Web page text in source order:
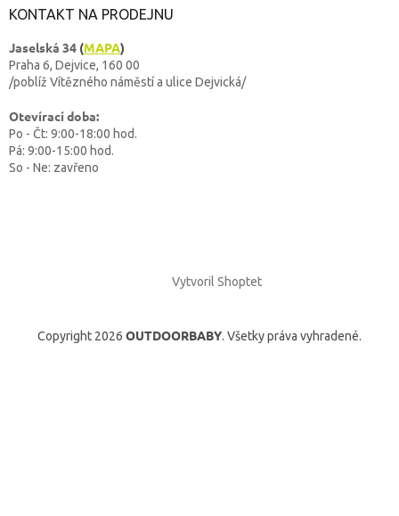
KONTAKT NA PRODEJNU
Jaselská 34 (MAPA)
Praha 6, Dejvice, 160 00
/poblíž Vítězného náměstí a ulice Dejvická/
Otevírací doba:
Po - Čt: 9:00-18:00 hod.
Pá: 9:00-15:00 hod.
So - Ne: zavřeno
Vytvoril Shoptet
Copyright 2026 OUTDOORBABY. Všetky práva vyhradené.